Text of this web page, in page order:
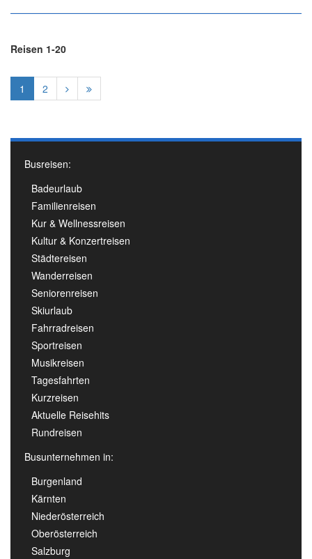
Reisen 1-20
1 2
Busreisen:
Badeurlaub
Familienreisen
Kur & Wellnessreisen
Kultur & Konzertreisen
Städtereisen
Wanderreisen
Seniorenreisen
Skiurlaub
Fahrradreisen
Sportreisen
Musikreisen
Tagesfahrten
Kurzreisen
Aktuelle Reisehits
Rundreisen
Busunternehmen in:
Burgenland
Kärnten
Niederösterreich
Oberösterreich
Salzburg